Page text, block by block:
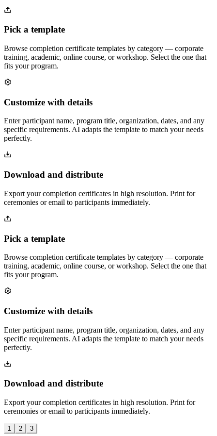
Pick a template
Browse completion certificate templates by category — corporate
training, academic, online course, or workshop. Select the one that
fits your program.
Customize with details
Enter participant name, program title, organization, dates, and any
specific requirements. AI adapts the template to match your needs
perfectly.
Download and distribute
Export your completion certificates in high resolution. Print for
ceremonies or email to participants immediately.
Pick a template
Browse completion certificate templates by category — corporate
training, academic, online course, or workshop. Select the one that
fits your program.
Customize with details
Enter participant name, program title, organization, dates, and any
specific requirements. AI adapts the template to match your needs
perfectly.
Download and distribute
Export your completion certificates in high resolution. Print for
ceremonies or email to participants immediately.
1 2 3